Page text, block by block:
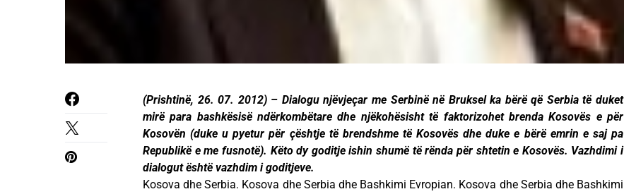
(Prishtinë, 26. 07. 2012) – Dialogu njëvjeçar me Serbinë në Bruksel ka bërë që Serbia të duket
mirë para bashkësisë ndërkombëtare dhe njëkohësisht të faktorizohet brenda Kosovës e për
Kosovën (duke u pyetur për çështje të brendshme të Kosovës dhe duke e bërë emrin e saj pa
Republikë e me fusnotë). Këto dy goditje ishin shumë të rënda për shtetin e Kosovës. Vazhdimi i
dialogut është vazhdim i goditjeve.
Kosova dhe Serbia. Kosova dhe Serbia dhe Bashkimi Evropian. Kosova dhe Serbia dhe Bashkimi